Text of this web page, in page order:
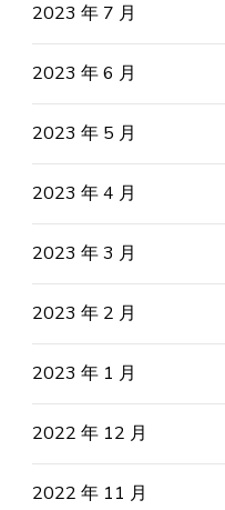
2023 年 7 月
2023 年 6 月
2023 年 5 月
2023 年 4 月
2023 年 3 月
2023 年 2 月
2023 年 1 月
2022 年 12 月
2022 年 11 月